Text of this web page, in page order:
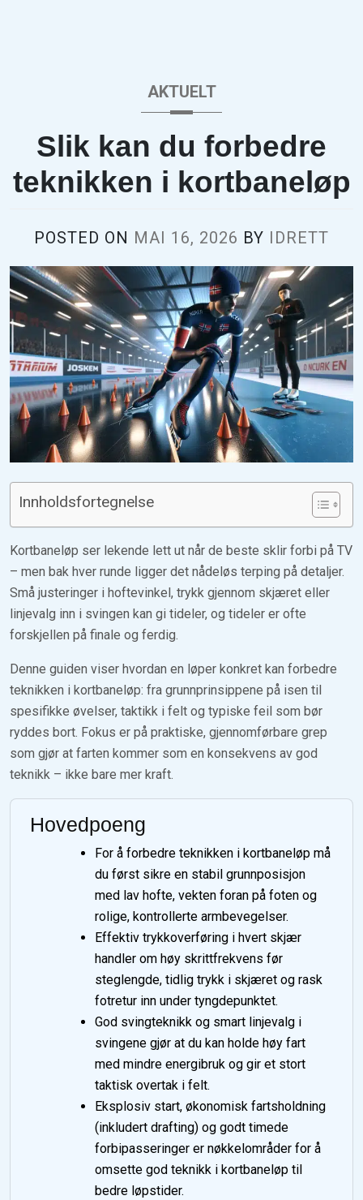
AKTUELT
Slik kan du forbedre
teknikken i kortbaneløp
POSTED ON MAI 16, 2026 BY IDRETT
Innholdsfortegnelse
Kortbaneløp ser lekende lett ut når de beste sklir forbi på TV
– men bak hver runde ligger det nådeløs terping på detaljer.
Små justeringer i hoftevinkel, trykk gjennom skjæret eller
linjevalg inn i svingen kan gi tideler, og tideler er ofte
forskjellen på finale og ferdig.
Denne guiden viser hvordan en løper konkret kan forbedre
teknikken i kortbaneløp: fra grunnprinsippene på isen til
spesifikke øvelser, taktikk i felt og typiske feil som bør
ryddes bort. Fokus er på praktiske, gjennomførbare grep
som gjør at farten kommer som en konsekvens av god
teknikk – ikke bare mer kraft.
Hovedpoeng
For å forbedre teknikken i kortbaneløp må
du først sikre en stabil grunnposisjon
med lav hofte, vekten foran på foten og
rolige, kontrollerte armbevegelser.
Effektiv trykkoverføring i hvert skjær
handler om høy skrittfrekvens før
steglengde, tidlig trykk i skjæret og rask
fotretur inn under tyngdepunktet.
God svingteknikk og smart linjevalg i
svingene gjør at du kan holde høy fart
med mindre energibruk og gir et stort
taktisk overtak i felt.
Eksplosiv start, økonomisk fartsholdning
(inkludert drafting) og godt timede
forbipasseringer er nøkkelområder for å
omsette god teknikk i kortbaneløp til
bedre løpstider.